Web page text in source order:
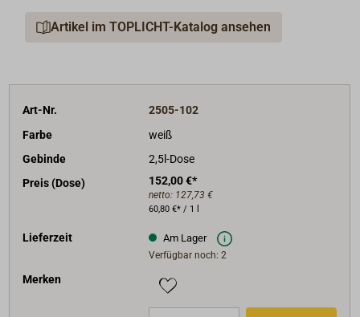
Artikel im TOPLICHT-Katalog ansehen
Art-Nr.
2505-102
Farbe
weiß
Gebinde
2,5l-Dose
Preis (Dose)
152,00 €*
netto: 127,73 €
60,80 €* / 1 l
Lieferzeit Am Lager
Verfügbar noch: 2
Merken